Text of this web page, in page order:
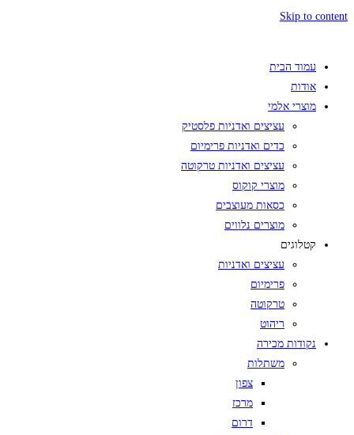
Skip to content
עמוד הבית
אודות
מוצרי אלמי
עציצים ואדניות פלסטיק
כדים ואדניות פרימיום
עציצים ואדניות טרקוטה
מוצרי קוקוס
כסאות מעוצבים
מוצרים נלווים
קטלוגים
עציצים ואדניות
פרימיום
טרקוטה
ריהוט
נקודות מכירה
משתלות
צפון
מרכז
דרום